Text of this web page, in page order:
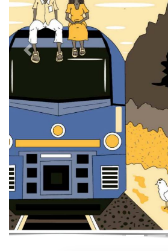
Previous